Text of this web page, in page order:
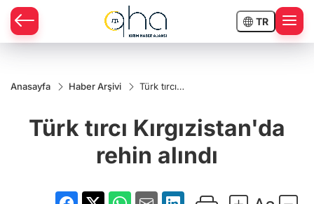
TR
Anasayfa Haber Arşivi
Türk tırcı
Türk tırcı Kırgızistan'da
rehin alındı